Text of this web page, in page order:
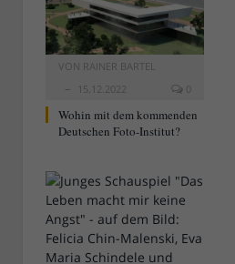
VON RAINER BARTEL
15.12.2022
0
Wohin mit dem kommenden
Deutschen Foto-Institut?